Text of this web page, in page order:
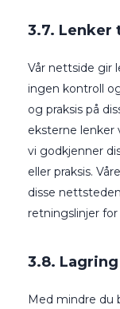
3.7.
Vår nettside gir
ingen kontroll
og praksis på
eksterne lenker
vi godkjenner
eller praksis.
disse
retningslinjer
3.8.
Med mindre du